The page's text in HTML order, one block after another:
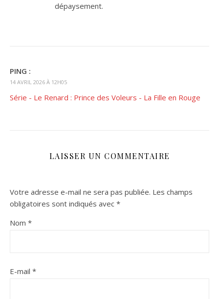
dépaysement.
PING :
14 AVRIL 2026 À 12H05
Série - Le Renard : Prince des Voleurs - La Fille en Rouge
LAISSER UN COMMENTAIRE
Votre adresse e-mail ne sera pas publiée. Les champs
obligatoires sont indiqués avec *
Nom *
E-mail *